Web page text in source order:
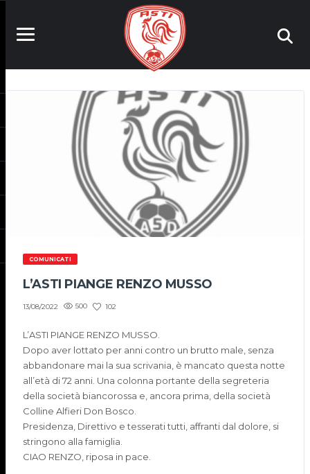
COMUNICATI
L’ASTI PIANGE RENZO MUSSO
13/08/2022 500 102
L’ASTI PIANGE RENZO MUSSO.
Dopo aver lottato per anni contro un brutto male, senza
abbandonare mai la sua scrivania, è mancato questa notte
all’età di 72 anni. Una colonna portante della segreteria
della società biancorossa e, ancora prima, della società
Colline Alfieri Don Bosco.
Presidenza, Direttivo e tesserati tutti, affranti dal dolore, si
stringono alla famiglia.
CIAO RENZO, riposa in pace.